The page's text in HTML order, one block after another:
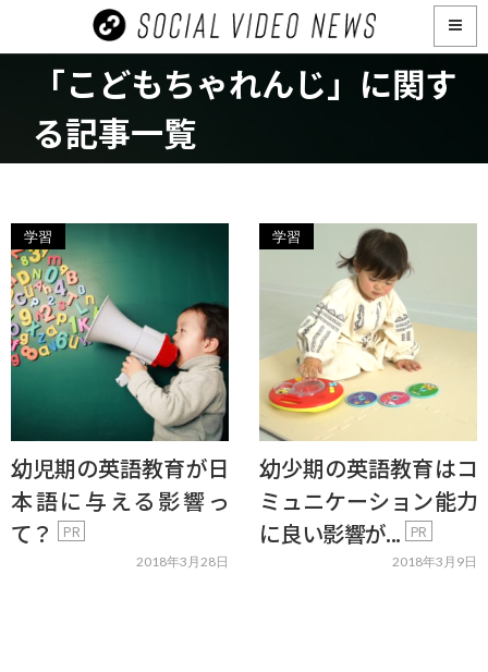
「こどもちゃれんじ」に関す
る記事一覧
学習
幼児期の英語教育が日
本語に与える影響っ
て？ PR
2018年3月28日
学習
幼少期の英語教育はコ
ミュニケーション能力
に良い影響が...
PR
2018年3月9日